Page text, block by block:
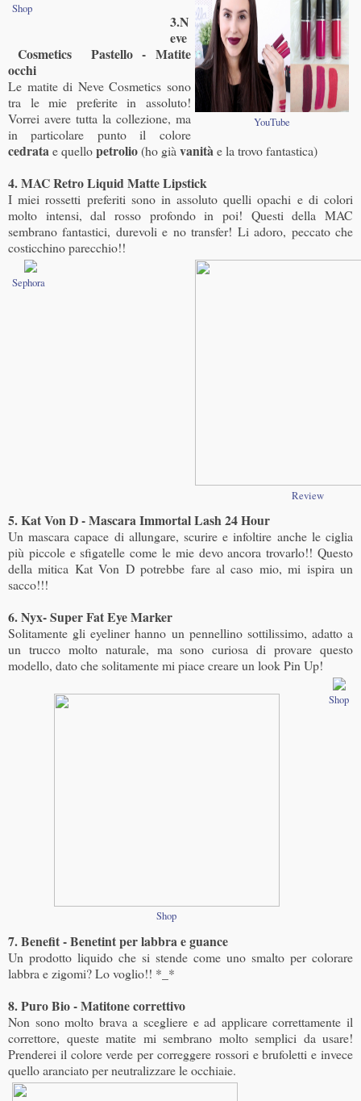
Shop
YouTube
3.N
eve
Cosmetics Pastello - Matite
occhi
Le matite di Neve Cosmetics sono
tra le mie preferite in assoluto!
Vorrei avere tutta la collezione, ma
in particolare punto il colore
cedratae quellopetrolio(ho giàvanitàe la trovo fantastica)
4. MAC Retro Liquid Matte Lipstick
I miei rossetti preferiti sono in assoluto quelli opachi e di colori
molto intensi, dal rosso profondo in poi! Questi della MAC
sembrano fantastici, durevoli e no transfer! Li adoro, peccato che
costicchino parecchio!!
Sephora
Review
5. Kat Von D - Mascara Immortal Lash 24 Hour
Un mascara capace di allungare, scurire e infoltire anche le ciglia
più piccole e sfigatelle come le mie devo ancora trovarlo!! Questo
della mitica Kat Von D potrebbe fare al caso mio, mi ispira un
sacco!!!
6. Nyx- Super Fat Eye Marker
Solitamente gli eyeliner hanno un pennellino sottilissimo, adatto a
un trucco molto naturale, ma sono curiosa di provare questo
modello, dato che solitamente mi piace creare un look Pin Up!
Shop
Shop
7. Benefit - Benetint per labbra e guance
Un prodotto liquido che si stende come uno smalto per colorare
labbra e zigomi? Lo voglio!! *_*
8. Puro Bio - Matitone correttivo
Non sono molto brava a scegliere e ad applicare correttamente il
correttore, queste matite mi sembrano molto semplici da usare!
Prenderei il colore verde per correggere rossori e brufoletti e invece
quello aranciato per neutralizzare le occhiaie.